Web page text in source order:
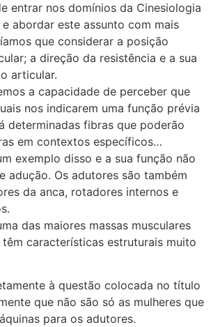
entrar nos domínios da Cinesiologia
abordar este assunto com mais
que considerar a posição
a direção da resistência e a sua
articular.
a capacidade de perceber que
nos indicarem uma função prévia
determinadas fibras que poderão
em contextos específicos…
exemplo disso e a sua função não
adução. Os adutores são também
da anca, rotadores internos e
das maiores massas musculares
características estruturais muito
à questão colocada no título
que não são só as mulheres que
para os adutores.